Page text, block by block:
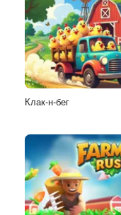
Клак-н-бег